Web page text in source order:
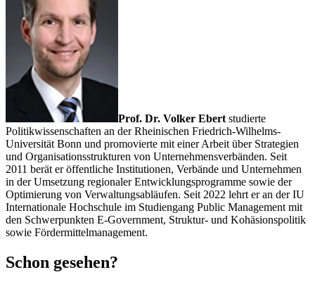
Prof. Dr. Volker Ebert studierte
Politikwissenschaften an der Rheinischen Friedrich-Wilhelms-
Universität Bonn und promovierte mit einer Arbeit über Strategien
und Organisationsstrukturen von Unternehmensverbänden. Seit
2011 berät er öffentliche Institutionen, Verbände und Unternehmen
in der Umsetzung regionaler Entwicklungsprogramme sowie der
Optimierung von Verwaltungsabläufen. Seit 2022 lehrt er an der IU
Internationale Hochschule im Studiengang Public Management mit
den Schwerpunkten E-Government, Struktur- und Kohäsionspolitik
sowie Fördermittelmanagement.
Schon gesehen?